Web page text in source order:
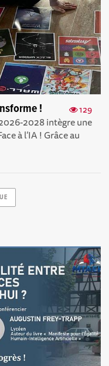
129
!
2028 intègre une
à l’IA ! Grâce au